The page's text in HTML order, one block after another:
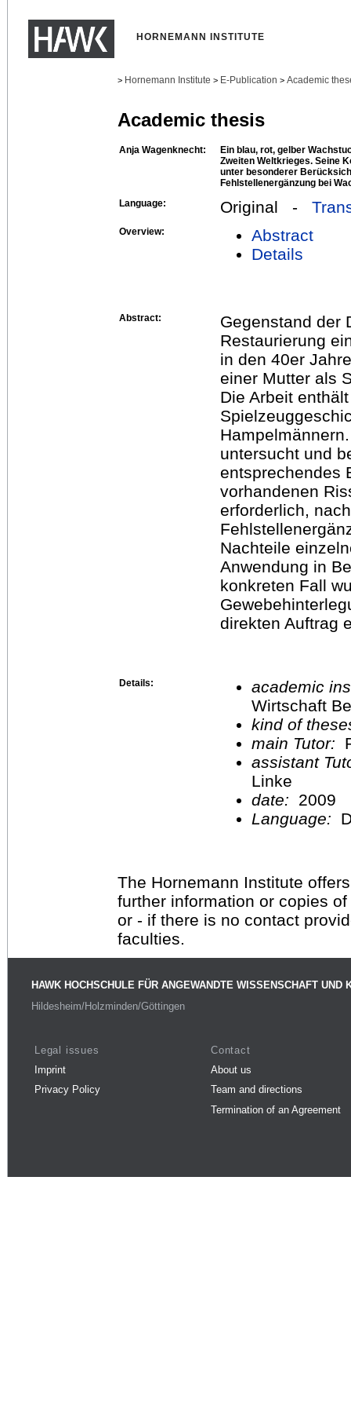
HORNEMANN INSTITUTE
> Hornemann Institute > E-Publication > Academic
Academic thesis
Anja Wagenknecht:
Ein blau, rot, gelber
Zweiten Weltkrieges. Seine
unter besonderer
Fehlstellenergänzung bei
Language:
Original -
Overview:
Abstract
Details
Abstract:
Gegenstand der
Restaurierung
in den 40er
einer Mutter als
Die Arbeit
untersucht und
entsprechendes
vorhandenen
erforderlich,
Nachteile
Anwendung in
konkreten Fall
direkten Auftrag
Details:
academic
Wirtschaft
kind of
main Tutor:
assistant
Linke
date:
2009
Language:
The Hornemann Institute
further information or copies
or - if there is no contact
faculties.
HAWK HOCHSCHULE FÜR ANGEWANDTE WISSENSCHAFT UND
Hildesheim/Holzminden/Göttingen
Legal issues
Imprint
Privacy Policy
Contact
About us
Team and directions
Termination of an Agreement